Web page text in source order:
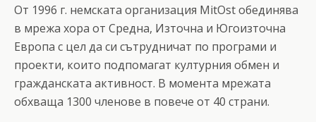
От 1996 г. немската организация MitOst обединява
в мрежа хора от Средна, Източна и Югоизточна
Европа с цел да си сътрудничат по програми и
проекти, които подпомагат културния обмен и
гражданската активност. В момента мрежата
обхваща 1300 членове в повече от 40 страни.